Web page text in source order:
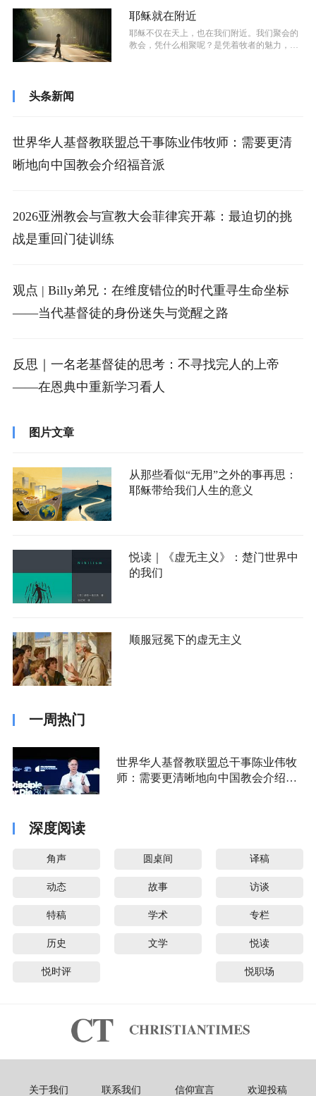
耶稣就在附近
耶稣不仅在天上，也在我们附近。我们聚会的
教会，凭什么相聚呢？是凭着牧者的魅力，还
头条新闻
世界华人基督教联盟总干事陈业伟牧师：需要更清
晰地向中国教会介绍福音派
2026亚洲教会与宣教大会菲律宾开幕：最迫切的挑
战是重回门徒训练
观点 | Billy弟兄：在维度错位的时代重寻生命坐标
——当代基督徒的身份迷失与觉醒之路
反思｜一名老基督徒的思考：不寻找完人的上帝
——在恩典中重新学习看人
图片文章
从那些看似“无用”之外的事再思：
耶稣带给我们人生的意义
悦读｜《虚无主义》：楚门世界中
的我们
顺服冠冕下的虚无主义
一周热门
世界华人基督教联盟总干事陈业伟牧
师：需要更清晰地向中国教会介绍福
深度阅读
角声 圆桌间 译稿
动态 故事 访谈
特稿 学术 专栏
历史 文学 悦读
悦时评 悦职场
关于我们 联系我们 信仰宣言 欢迎投稿